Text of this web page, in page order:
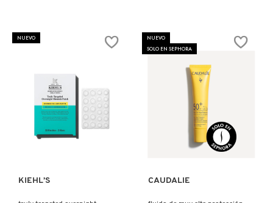
NUEVO
Ver más
KIEHL’S
NUEVO
SOLO EN SEPHORA
Ver más
CAUDALIE